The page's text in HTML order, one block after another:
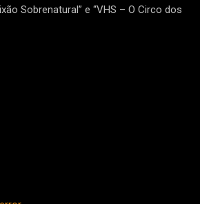
Sobrenatural” e “VHS – O Circo dos